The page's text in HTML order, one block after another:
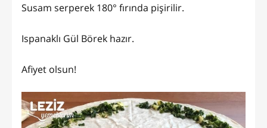
Susam serperek 180° fırında pişirilir.
Ispanaklı Gül Börek hazır.
Afiyet olsun!